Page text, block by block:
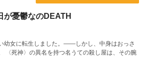
が憂鬱なのDEATH
幼女に転生しました。――しかし、中身はおっさ
腕